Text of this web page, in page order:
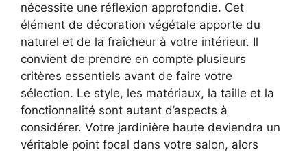
nécessite une réflexion approfondie. Cet
élément de décoration végétale apporte du
naturel et de la fraîcheur à votre intérieur. Il
convient de prendre en compte plusieurs
critères essentiels avant de faire votre
sélection. Le style, les matériaux, la taille et la
fonctionnalité sont autant d’aspects à
considérer. Votre jardinière haute deviendra un
véritable point focal dans votre salon, alors